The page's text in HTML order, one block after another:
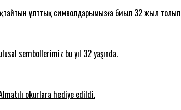
ұлттық символдарымызға биыл 32 жыл
sembollerimiz bu yıl 32 yaşında.
okurlara hediye edildi.